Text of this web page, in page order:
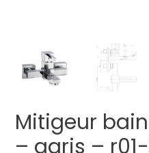
Mitigeur
– garis –